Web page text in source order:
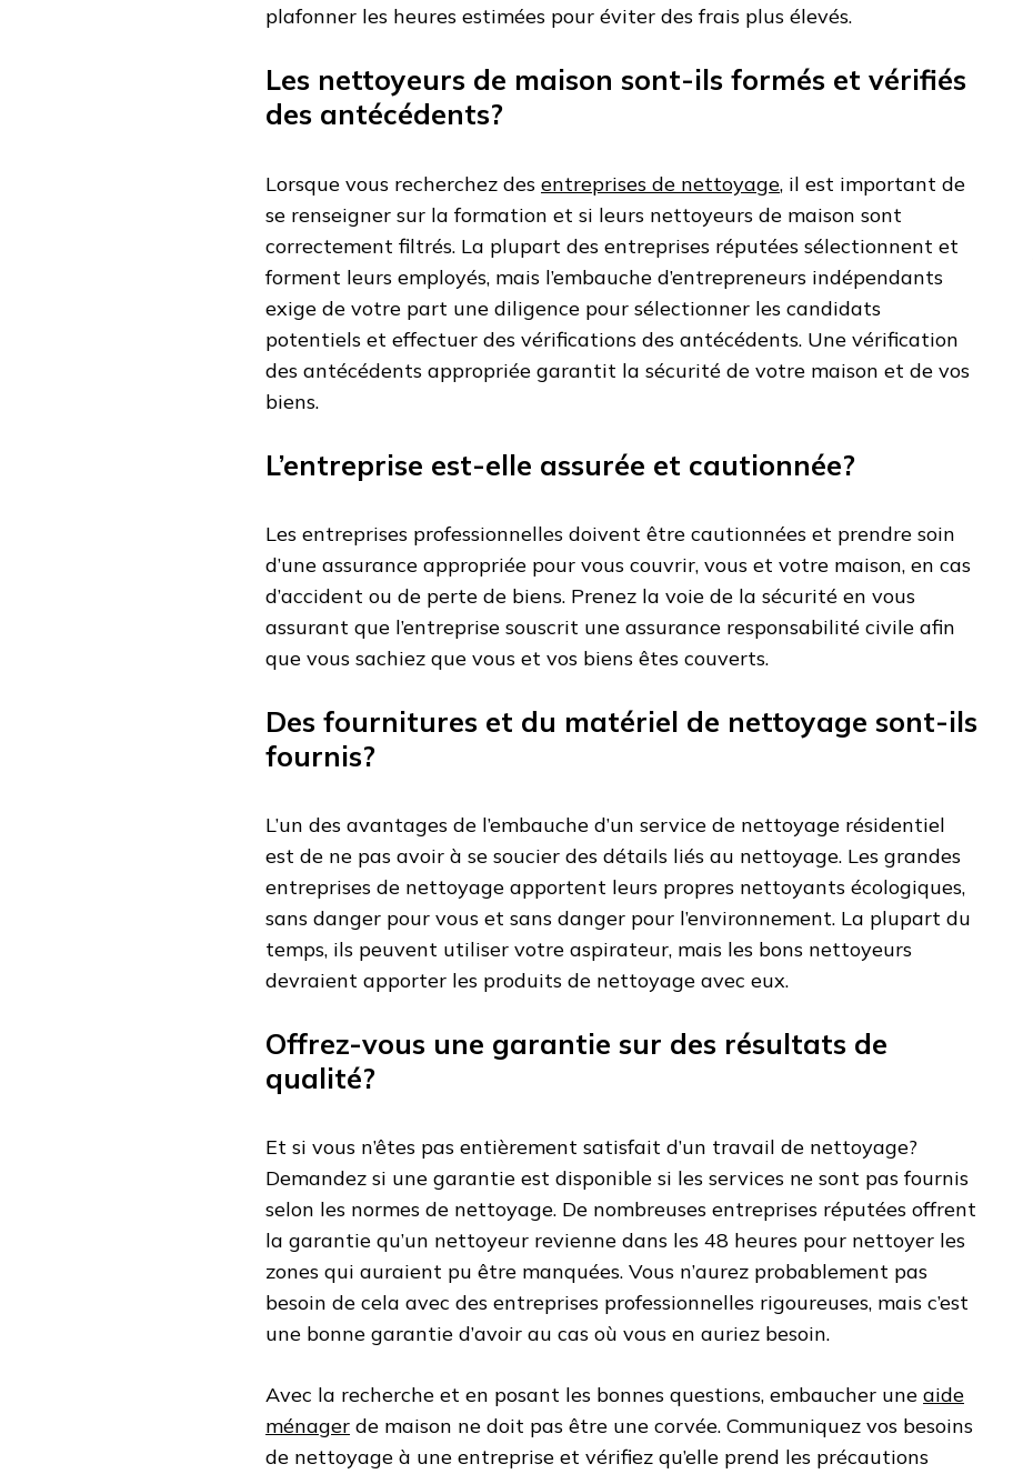
plafonner les heures estimées pour éviter des frais plus élevés.
Les nettoyeurs de maison sont-ils formés et vérifiés
des antécédents?
Lorsque vous recherchez des entreprises de nettoyage, il est important de
se renseigner sur la formation et si leurs nettoyeurs de maison sont
correctement filtrés. La plupart des entreprises réputées sélectionnent et
forment leurs employés, mais l’embauche d’entrepreneurs indépendants
exige de votre part une diligence pour sélectionner les candidats
potentiels et effectuer des vérifications des antécédents. Une vérification
des antécédents appropriée garantit la sécurité de votre maison et de vos
biens.
L’entreprise est-elle assurée et cautionnée?
Les entreprises professionnelles doivent être cautionnées et prendre soin
d’une assurance appropriée pour vous couvrir, vous et votre maison, en cas
d’accident ou de perte de biens. Prenez la voie de la sécurité en vous
assurant que l’entreprise souscrit une assurance responsabilité civile afin
que vous sachiez que vous et vos biens êtes couverts.
Des fournitures et du matériel de nettoyage sont-ils
fournis?
L’un des avantages de l’embauche d’un service de nettoyage résidentiel
est de ne pas avoir à se soucier des détails liés au nettoyage. Les grandes
entreprises de nettoyage apportent leurs propres nettoyants écologiques,
sans danger pour vous et sans danger pour l’environnement. La plupart du
temps, ils peuvent utiliser votre aspirateur, mais les bons nettoyeurs
devraient apporter les produits de nettoyage avec eux.
Offrez-vous une garantie sur des résultats de
qualité?
Et si vous n’êtes pas entièrement satisfait d’un travail de nettoyage?
Demandez si une garantie est disponible si les services ne sont pas fournis
selon les normes de nettoyage. De nombreuses entreprises réputées offrent
la garantie qu’un nettoyeur revienne dans les 48 heures pour nettoyer les
zones qui auraient pu être manquées. Vous n’aurez probablement pas
besoin de cela avec des entreprises professionnelles rigoureuses, mais c’est
une bonne garantie d’avoir au cas où vous en auriez besoin.
Avec la recherche et en posant les bonnes questions, embaucher une aide
ménager de maison ne doit pas être une corvée. Communiquez vos besoins
de nettoyage à une entreprise et vérifiez qu’elle prend les précautions